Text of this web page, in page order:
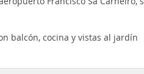
balcón, cocina y vistas al jardín